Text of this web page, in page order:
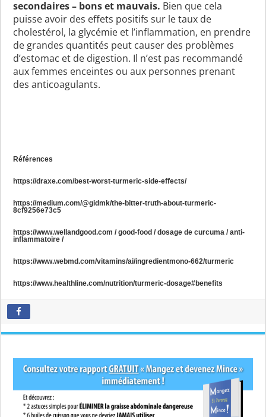
secondaires – bons et mauvais. Bien que cela
puisse avoir des effets positifs sur le taux de
cholestérol, la glycémie et l’inflammation, en prendre
de grandes quantités peut causer des problèmes
d’estomac et de digestion. Il n’est pas recommandé
aux femmes enceintes ou aux personnes prenant
des anticoagulants.
Références
https://draxe.com/best-worst-turmeric-side-effects/
https://medium.com/@gidmk/the-bitter-truth-about-turmeric-
8cf9256e73c5
https://www.wellandgood.com / good-food / dosage de curcuma / anti-
inflammatoire /
https://www.webmd.com/vitamins/ai/ingredientmono-662/turmeric
https://www.healthline.com/nutrition/turmeric-dosage#benefits